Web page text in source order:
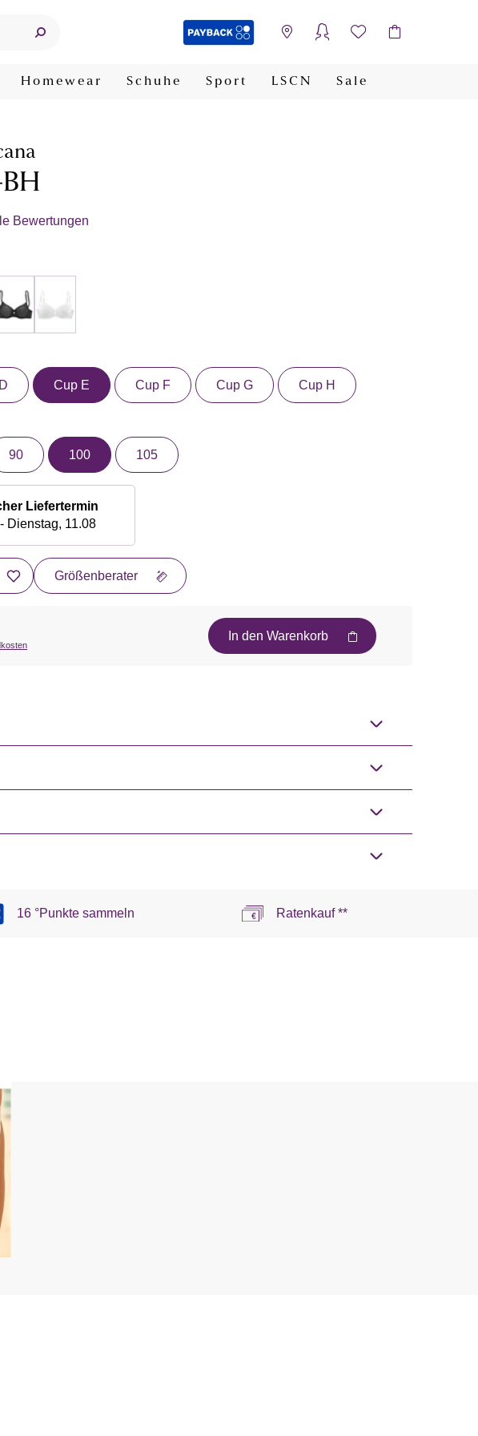
Homewear Schuhe Sport LSCN Sale
Bewertungen
Cup E Cup F Cup G Cup H
90 100 105
Liefertermin
Dienstag, 11.08
Größenberater
In den Warenkorb
16 °Punkte sammeln Ratenkauf **